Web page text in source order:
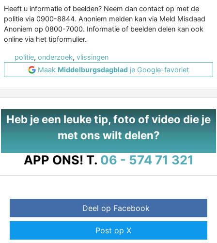
Heeft u informatie of beelden? Neem dan contact op met de
politie via 0900-8844. Anoniem melden kan via Meld Misdaad
Anoniem op 0800-7000. Informatie of beelden delen kan ook
online via het tipformulier.
politie, onderzoek, vlissingen
Maak Middelburgsdagblad je Google-favoriet
Heb je een leuke tip, foto of video die je
met ons wilt delen?
APP ONS! T. 06 - 574 71 321
Deel op Facebook
Post op X